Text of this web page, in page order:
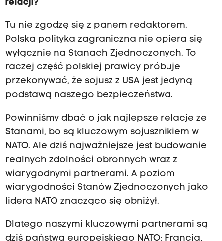
relacji?
Tu nie zgodzę się z panem redaktorem.
Polska polityka zagraniczna nie opiera się
wyłącznie na Stanach Zjednoczonych. To
raczej część polskiej prawicy próbuje
przekonywać, że sojusz z USA jest jedyną
podstawą naszego bezpieczeństwa.
Powinniśmy dbać o jak najlepsze relacje ze
Stanami, bo są kluczowym sojusznikiem w
NATO. Ale dziś najważniejsze jest budowanie
realnych zdolności obronnych wraz z
wiarygodnymi partnerami. A poziom
wiarygodności Stanów Zjednoczonych jako
lidera NATO znacząco się obniżył.
Dlatego naszymi kluczowymi partnerami są
dziś państwa europejskiego NATO: Francja,